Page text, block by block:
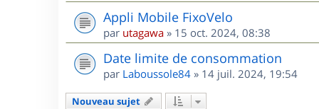
Appli Mobile FixoVelo
par utagawa » 15 oct. 2024, 08:38
Date limite de consommation
par Laboussole84 » 14 juil. 2024, 19:54
Nouveau sujet